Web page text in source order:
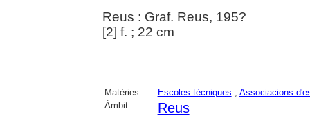
Reus : Graf. Reus, 195?
[2] f. ; 22 cm
Matèries: Escoles tècniques ; Associacions
Àmbit:
Reus